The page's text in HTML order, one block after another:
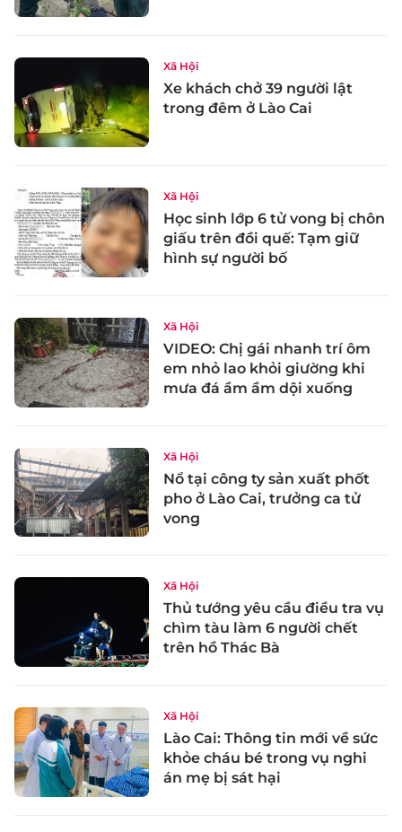
Xã Hội
Xe khách chở 39 người lật
trong đêm ở Lào Cai
Xã Hội
Học sinh lớp 6 tử vong bị chôn
giấu trên đồi quế: Tạm giữ
hình sự người bố
Xã Hội
VIDEO: Chị gái nhanh trí ôm
em nhỏ lao khỏi giường khi
mưa đá ầm ầm dội xuống
Xã Hội
Nổ tại công ty sản xuất phốt
pho ở Lào Cai, trưởng ca tử
vong
Xã Hội
Thủ tướng yêu cầu điều tra vụ
chìm tàu làm 6 người chết
trên hồ Thác Bà
Xã Hội
Lào Cai: Thông tin mới về sức
khỏe cháu bé trong vụ nghi
án mẹ bị sát hại